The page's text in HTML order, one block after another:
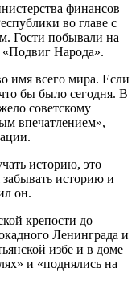
финансов
во главе с
Гости побывали на
Народа».
имя всего мира. Если
бы было сегодня. В
советскому
впечатлением», —
историю, это
историю и
он.
крепости до
Ленинграда и
избе и в доме
и «поднялись на